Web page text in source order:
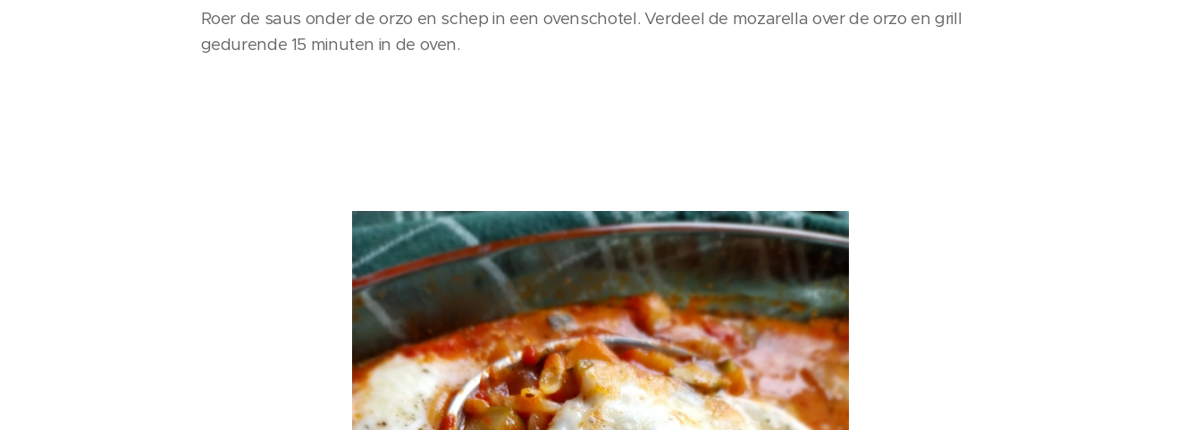
Roer de saus onder de orzo en schep in een ovenschotel. Verdeel de mozarella over de orzo en grill
gedurende 15 minuten in de oven.